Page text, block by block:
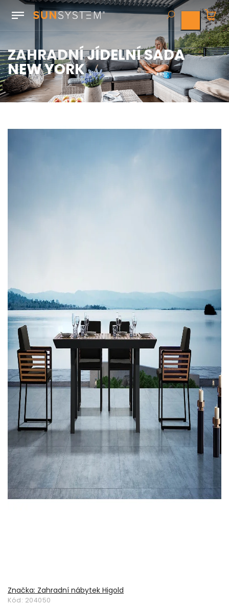
ZAHRADNÍ JÍDELNÍ SADA
NEW YORK
Značka: Zahradní nábytek Higold
Kód: 204050